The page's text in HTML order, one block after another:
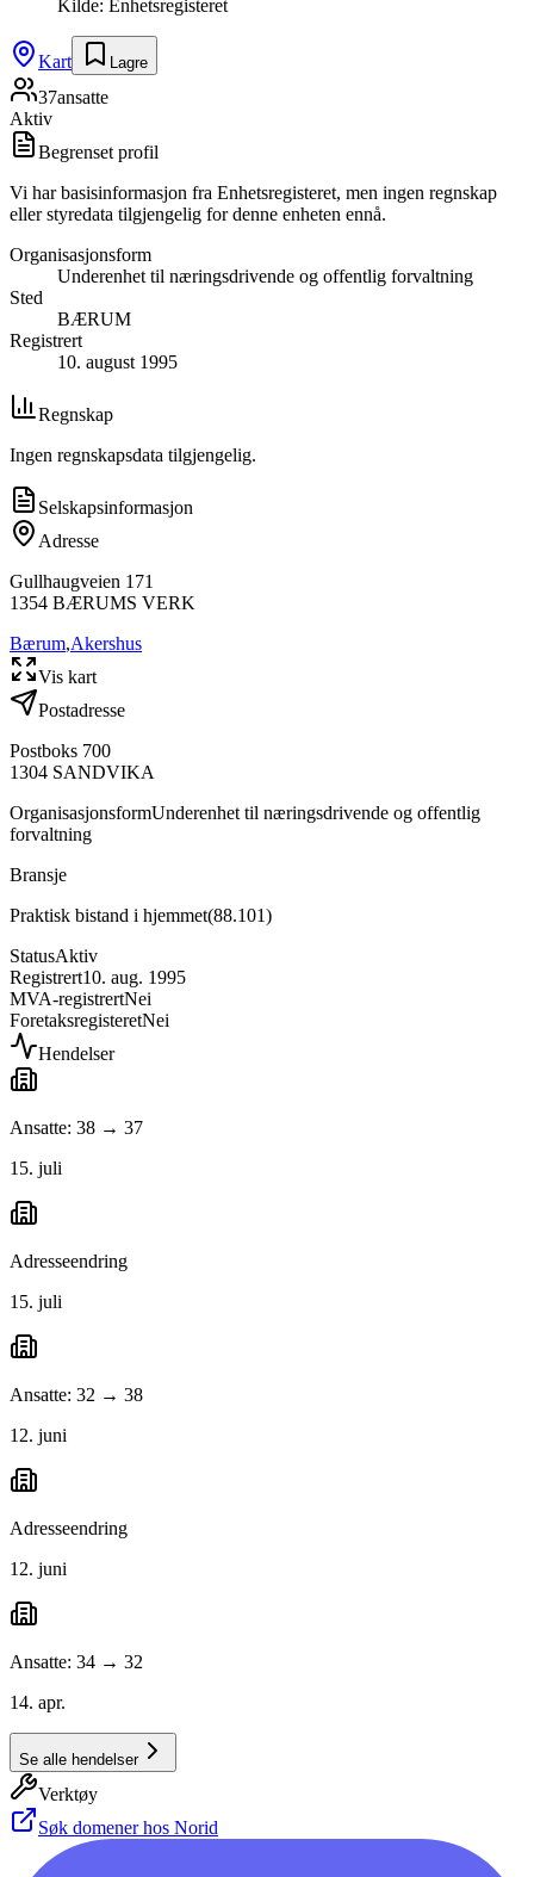
Kilde: Enhetsregisteret
Kart Lagre
37ansatte
Aktiv
Begrenset profil
Vi har basisinformasjon fra Enhetsregisteret, men ingen regnskap
eller styredata tilgjengelig for denne enheten ennå.
Organisasjonsform
Underenhet til næringsdrivende og offentlig forvaltning
Sted
BÆRUM
Registrert
10. august 1995
Regnskap
Ingen regnskapsdata tilgjengelig.
Selskapsinformasjon
Adresse
Gullhaugveien 171
1354 BÆRUMS VERK
Bærum,Akershus
Vis kart
Postadresse
Postboks 700
1304 SANDVIKA
OrganisasjonsformUnderenhet til næringsdrivende og offentlig
forvaltning
Bransje
Praktisk bistand i hjemmet(88.101)
StatusAktiv
Registrert10. aug. 1995
MVA-registrertNei
ForetaksregisteretNei
Hendelser
Ansatte: 38 → 37
15. juli
Adresseendring
15. juli
Ansatte: 32 → 38
12. juni
Adresseendring
12. juni
Ansatte: 34 → 32
14. apr.
Se alle hendelser
Verktøy
Søk domener hos Norid